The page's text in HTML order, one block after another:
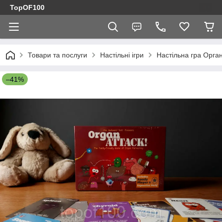
TopOF100
Товари та послуги Настільні ігри Настільна гра
–41%